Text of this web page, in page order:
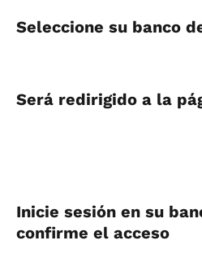
Seleccione su banco
Será redirigido a la
Inicie sesión en su
confirme el acceso